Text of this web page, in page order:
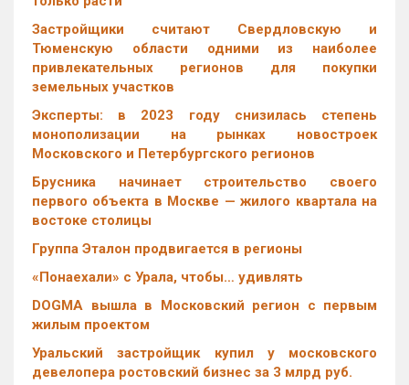
Застройщики считают Свердловскую и
Тюменскую области одними из наиболее
привлекательных регионов для покупки
земельных участков
Эксперты: в 2023 году снизилась степень
монополизации на рынках новостроек
Московского и Петербургского регионов
Брусника начинает строительство своего
первого объекта в Москве — жилого квартала на
востоке столицы
Группа Эталон продвигается в регионы
«Понаехали» с Урала, чтобы… удивлять
DOGMA вышла в Московский регион с первым
жилым проектом
Уральский застройщик купил у московского
девелопера ростовский бизнес за 3 млрд руб.